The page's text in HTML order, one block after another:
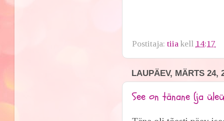
Postitaja:tiia kell 14:17
LAUPÄEV, MÄRTS 24,
See on tänane (ja